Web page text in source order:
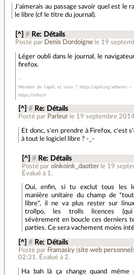
J'aimerais au passage savoir quel est le
le libre (cf le titre du journal).
[^] # Re: Détails
Posté par Denis Dordoigne le 19
Léger oubli dans le journal, le
firefox.
Membre de l'april, et vous ? https://april.org/adherer
https://infini.fr
[^] # Re: Détails
Posté par Parleur le 19 septembre
Et donc, s'en prendre à Firefox, c'est
à tout le logiciel libre ? -_-
[^] # Re: Détails
Posté par oinkoink_daotter le 19
Évalué à 1 .
Oui, enfin, si tu exclut tous les
manière unitaire du champ de
libre", il ne va plus rester sur
trollpo, les trolls licences (qui
sévèrement en boucle ces derniers
parties. Ce sera vachement moins
[^] # Re: Détails
Posté par Framasky (site web personnel )
02:31 . Évalué à 2.
Ha bah là ça change quand même